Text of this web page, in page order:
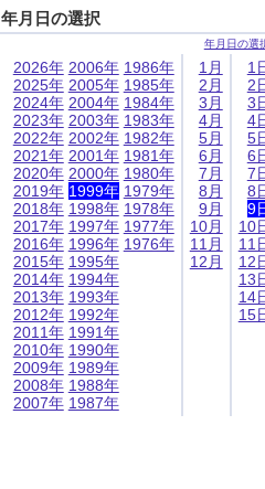
年月日の選択
年月日の選
2026年
2025年
2024年
2023年
2022年
2021年
2020年
2019年
2018年
2017年
2016年
2015年
2014年
2013年
2012年
2011年
2010年
2009年
2008年
2007年
2006年
2005年
2004年
2003年
2002年
2001年
2000年
1999年
1998年
1997年
1996年
1995年
1994年
1993年
1992年
1991年
1990年
1989年
1988年
1987年
1986年
1985年
1984年
1983年
1982年
1981年
1980年
1979年
1978年
1977年
1976年
1月
2月
3月
4月
5月
6月
7月
8月
9月
10月
11月
12月
1
2
3
4
5
6
7
8
9
10
11
12
13
14
15